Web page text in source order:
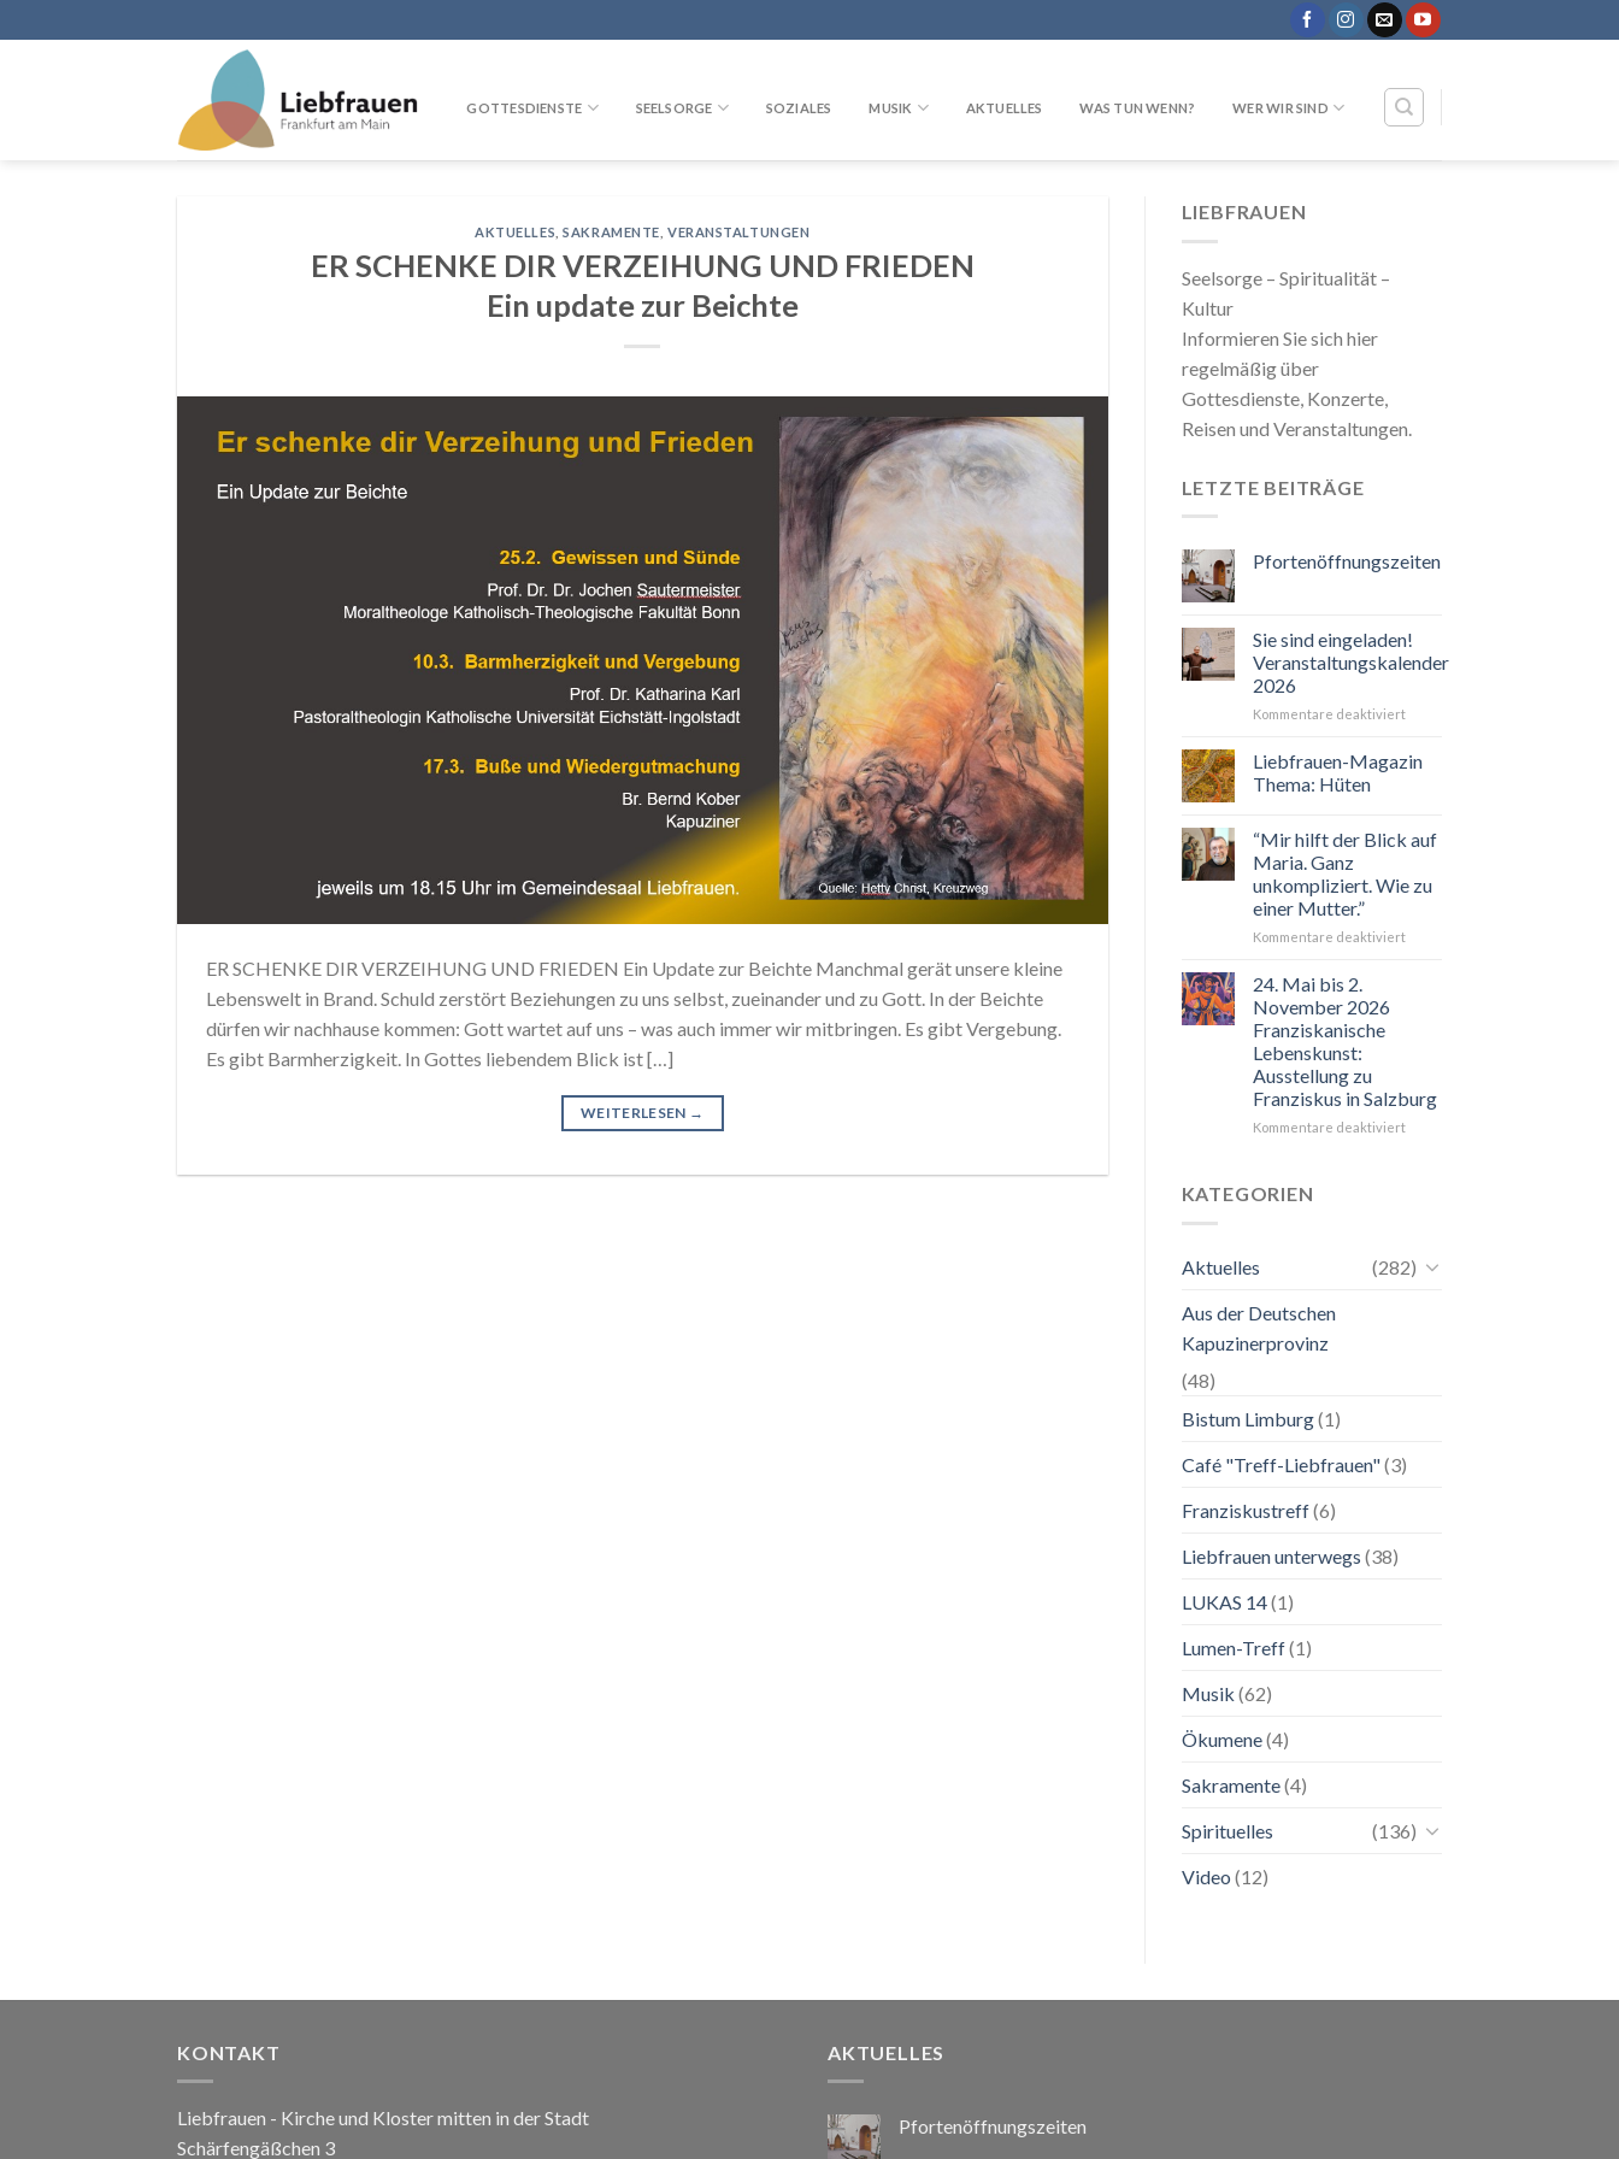
to
GOTTESDIENSTE SEELSORGE SOZIALES MUSIK AKTUELLES WAS TUN WENN? WER WIR SIND
AKTUELLES ,SAKRAMENTE VERANSTALTUNGEN
ER SCHENKE DIR VERZEIHUNG UND FRIEDEN
Ein update zur Beichte
ER SCHENKE DIR VERZEIHUNG UND FRIEDEN Ein Update zur Beichte Manchmal gerät unsere kleine
Lebenswelt in Brand. Schuld zerstört Beziehungen zu uns selbst, zueinander und zu Gott. In der Beichte
dürfen wir nachhause kommen: Gott wartet auf uns – was auch immer wir mitbringen. Es gibt Vergebung.
Es gibt Barmherzigkeit. In Gottes liebendem Blick ist […]
WEITERLESEN →
LIEBFRAUEN
Seelsorge – Spiritualität –
Kultur
Informieren Sie sich hier
regelmäßig über
Gottesdienste, Konzerte,
Reisen und Veranstaltungen.
LETZTE BEITRÄGE
Pfortenöffnungszeiten
Sie sind eingeladen!
Veranstaltungskalender
2026
Kommentare deaktiviertfür
sind
Liebfrauen-Magazin
Thema: Hüten
“Mir hilft der Blick auf
Maria. Ganz
unkompliziert. Wie zu
einer Mutter.”
Kommentare deaktiviertfür
unkompliziert.
24. Mai bis 2.
November 2026
Franziskanische
Lebenskunst:
Ausstellung zu
Franziskus in Salzburg
Kommentare deaktiviertfür
Franziskanische
KATEGORIEN
Aktuelles
(282)
Aus der Deutschen
Kapuzinerprovinz
(48)
Bistum Limburg(1)
Café "Treff-Liebfrauen"(3)
Franziskustreff(6)
Liebfrauen unterwegs (38)
LUKAS 14(1)
Lumen-Treff(1)
Musik (62)
Ökumene(4)
Sakramente(4)
Spirituelles
(136)
Video (12)
KONTAKT
Liebfrauen - Kirche und Kloster mitten in der Stadt
Schärfengäßchen 3
AKTUELLES
Pfortenöffnungszeiten